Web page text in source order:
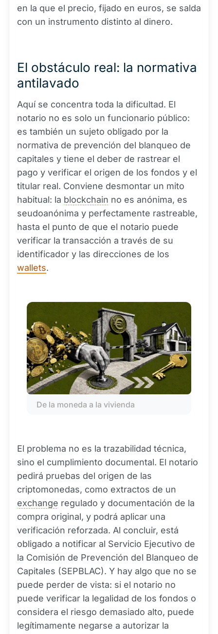
en la que el precio, fijado en euros, se salda
con un instrumento distinto al dinero.
El obstáculo real: la normativa
antilavado
Aquí se concentra toda la dificultad. El
notario no es solo un funcionario público:
es también un sujeto obligado por la
normativa de prevención del blanqueo de
capitales y tiene el deber de rastrear el
pago y verificar el origen de los fondos y el
titular real. Conviene desmontar un mito
habitual: la blockchain no es anónima, es
seudoanónima y perfectamente rastreable,
hasta el punto de que el notario puede
verificar la transacción a través de su
identificador y las direcciones de los
wallets.
De la moneda a la vivienda
El problema no es la trazabilidad técnica,
sino el cumplimiento documental. El notario
pedirá pruebas del origen de las
criptomonedas, como extractos de un
exchange regulado y documentación de la
compra original, y podrá aplicar una
verificación reforzada. Al concluir, está
obligado a notificar al Servicio Ejecutivo de
la Comisión de Prevención del Blanqueo de
Capitales (SEPBLAC). Y hay algo que no se
puede perder de vista: si el notario no
puede verificar la legalidad de los fondos o
considera el riesgo demasiado alto, puede
legítimamente negarse a autorizar la